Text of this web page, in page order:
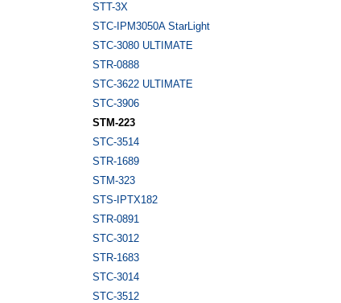
STT-3X
STC-IPM3050A StarLight
STC-3080 ULTIMATE
STR-0888
STC-3622 ULTIMATE
STC-3906
STM-223
STC-3514
STR-1689
STM-323
STS-IPTX182
STR-0891
STC-3012
STR-1683
STC-3014
STC-3512